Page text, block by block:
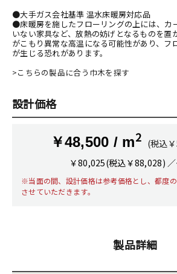
●大手ガス会社基準 温水床暖房対応品
●床暖房を施したフローリングの上には、カ
いない家具など、放熱の妨げとなるものを置
がこもり異常な高温になる可能性があり、フ
が生じる恐れがあります。
>こちらの製品に合う巾木を探す
設計価格
￥48,500 / m2 (税込
￥80,025(税込￥88,028)
※当面の間、設計価格は参考価格とし、都度
させていただきます。
製品詳細